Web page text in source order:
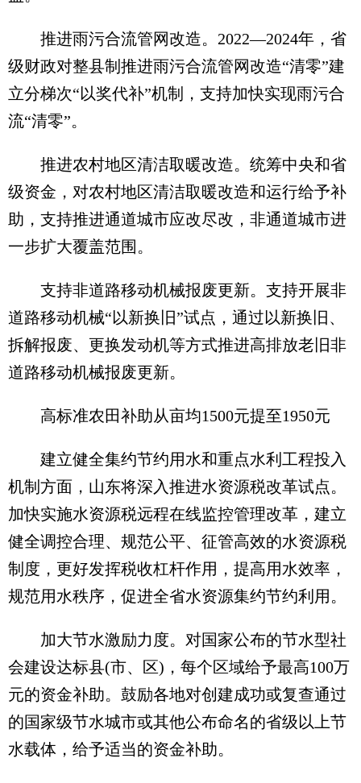
推进雨污合流管网改造。2022—2024年，省
级财政对整县制推进雨污合流管网改造“清零”建
立分梯次“以奖代补”机制，支持加快实现雨污合
流“清零”。
推进农村地区清洁取暖改造。统筹中央和省
级资金，对农村地区清洁取暖改造和运行给予补
助，支持推进通道城市应改尽改，非通道城市进
一步扩大覆盖范围。
支持非道路移动机械报废更新。支持开展非
道路移动机械“以新换旧”试点，通过以新换旧、
拆解报废、更换发动机等方式推进高排放老旧非
道路移动机械报废更新。
高标准农田补助从亩均1500元提至1950元
建立健全集约节约用水和重点水利工程投入
机制方面，山东将深入推进水资源税改革试点。
加快实施水资源税远程在线监控管理改革，建立
健全调控合理、规范公平、征管高效的水资源税
制度，更好发挥税收杠杆作用，提高用水效率，
规范用水秩序，促进全省水资源集约节约利用。
加大节水激励力度。对国家公布的节水型社
会建设达标县(市、区)，每个区域给予最高100万
元的资金补助。鼓励各地对创建成功或复查通过
的国家级节水城市或其他公布命名的省级以上节
水载体，给予适当的资金补助。